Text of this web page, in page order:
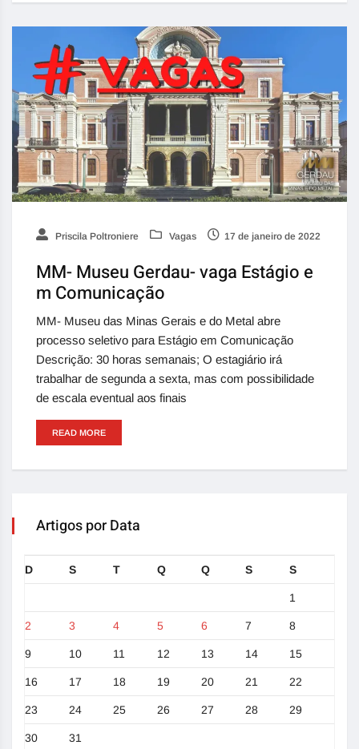
Priscila Poltroniere Vagas 17 de janeiro de 2022
MM- Museu Gerdau- vaga Estágio e
m Comunicação
MM- Museu das Minas Gerais e do Metal abre
processo seletivo para Estágio em Comunicação
Descrição: 30 horas semanais; O estagiário irá
trabalhar de segunda a sexta, mas com possibilidade
de escala eventual aos finais
READ MORE
Artigos por Data
D S T Q Q S S
1
2 3 4 5 6 7 8
9 10 11 12 13 14 15
16 17 18 19 20 21 22
23 24 25 26 27 28 29
30 31